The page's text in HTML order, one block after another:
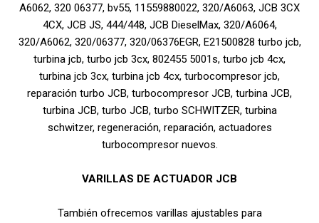
A6062, 320 06377, bv55, 11559880022, 320/A6063, JCB 3CX
4CX, JCB JS, 444/448, JCB DieselMax, 320/A6064,
320/A6062, 320/06377, 320/06376EGR, E21500828 turbo jcb,
turbina jcb, turbo jcb 3cx, 802455 5001s, turbo jcb 4cx,
turbina jcb 3cx, turbina jcb 4cx, turbocompresor jcb,
reparación turbo JCB, turbocompresor JCB, turbina JCB,
turbina JCB, turbo JCB, turbo SCHWITZER, turbina
schwitzer, regeneración, reparación, actuadores
turbocompresor nuevos.
VARILLAS DE ACTUADOR JCB
También ofrecemos varillas ajustables para